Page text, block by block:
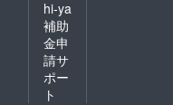
hi-ya
補助
金申
請サ
ポー
ト